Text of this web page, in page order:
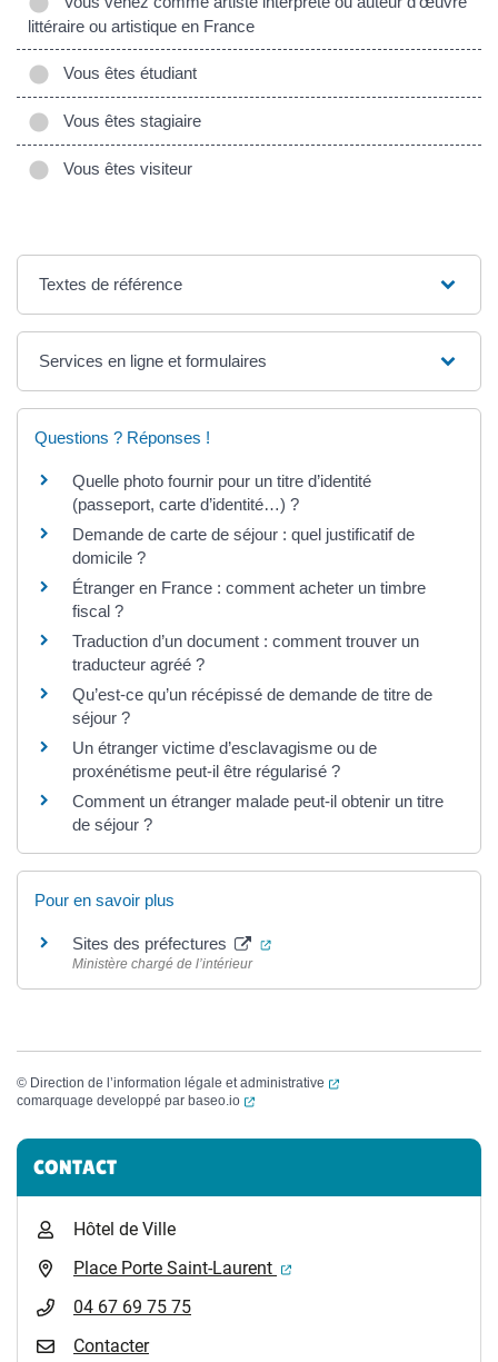
littéraire ou artistique en France
Vous êtes étudiant
Vous êtes stagiaire
Vous êtes visiteur
Textes de référence
Services en ligne et formulaires
Questions ? Réponses !
Quelle photo fournir pour un titre d’identité
(passeport, carte d’identité…) ?
Demande de carte de séjour : quel justificatif de
domicile ?
Étranger en France : comment acheter un timbre
fiscal ?
Traduction d’un document : comment trouver un
traducteur agréé ?
Qu’est-ce qu’un récépissé de demande de titre de
séjour ?
Un étranger victime d’esclavagisme ou de
proxénétisme peut-il être régularisé ?
Comment un étranger malade peut-il obtenir un titre
de séjour ?
Pour en savoir plus
Sites des préfectures (ouverture dans un nouvel
Ministère chargé de l’intérieur
© Direction de l’information légale et administrative
(ouverture dans un
comarquage developpé par baseo.io (ouverture dans un nouvel onglet)
Informations complémentaires
CONTACT
Hôtel de Ville
Place Porte Saint-Laurent
(ouverture dans un
04 67 69 75 75
Contacter